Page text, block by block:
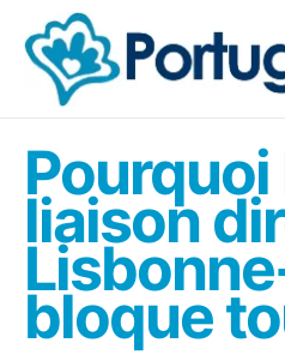
contenu
Pourquoi
liaison
bloque